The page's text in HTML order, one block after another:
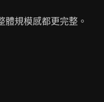
規模感都更完整。